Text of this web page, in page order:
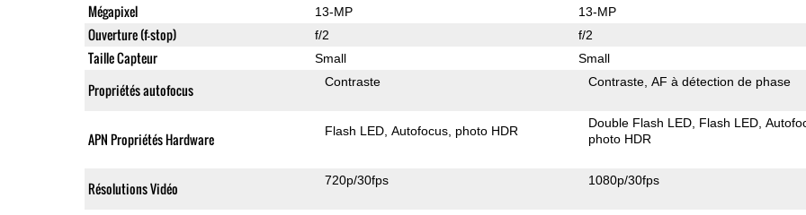
Mégapixel 13-MP 13-MP
Ouverture (f-stop) f/2 f/2
Taille Capteur Small Small
Propriétés autofocus Contraste Contraste AF à détection de phase
APN Propriétés Hardware Flash LED Autofocus photo HDR
Double Flash LED Flash LED
photo HDR
Résolutions Vidéo 720p/30fps 1080p/30fps